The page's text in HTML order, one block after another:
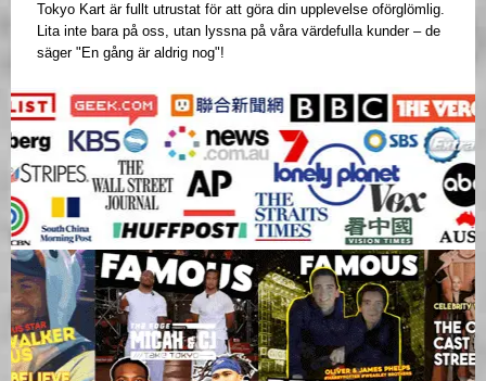
Tokyo Kart är fullt utrustat för att göra din upplevelse oförglömlig.
Lita inte bara på oss, utan lyssna på våra värdefulla kunder – de
säger "En gång är aldrig nog"!